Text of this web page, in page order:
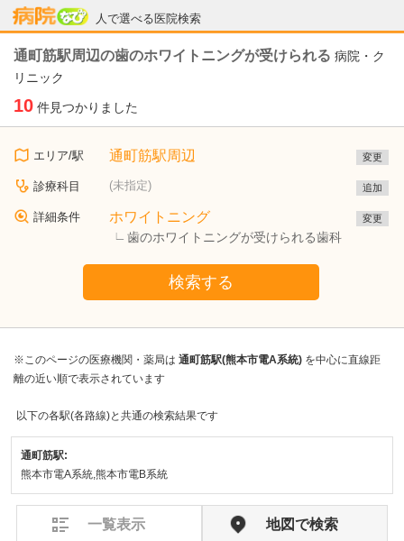
人で選べる医院検索
病院なび
通町筋駅周辺の歯のホワイトニングが受けられる 病院・ク
リニック
10 件見つかりました
エリア/駅 通町筋駅周辺 変更
診療科目 (未指定) 追加
詳細条件 ホワイトニング
歯のホワイトニングが受けられる歯科
変更
検索する
※このページの医療機関・薬局は 通町筋駅(熊本市電A系統) を中心に直線距
離の近い順で表示されています
以下の各駅(各路線)と共通の検索結果です
通町筋駅:
熊本市電A系統,熊本市電B系統
一覧表示 地図で検索